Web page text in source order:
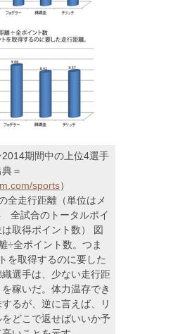
期間中の上位4選手
＝
sports）
全走行距離（単位はメ
全試合のトータルポイ
取得ポイント数） 図
全ポイント数。つま
を取得するのに要した
選手は、少ない走行距
稼いだ。体力温存でき
るが、逆に言えば、リ
をどこで返せばいいか予